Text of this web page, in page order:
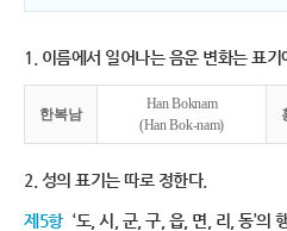
1. 이름에서 일어나는 음운 변화는 표기
한복남
Han Boknam
(Han Bok-nam)
2. 성의 표기는 따로 정한다.
제5항 ‘도, 시, 군, 구, 읍, 면, 리, 동’의